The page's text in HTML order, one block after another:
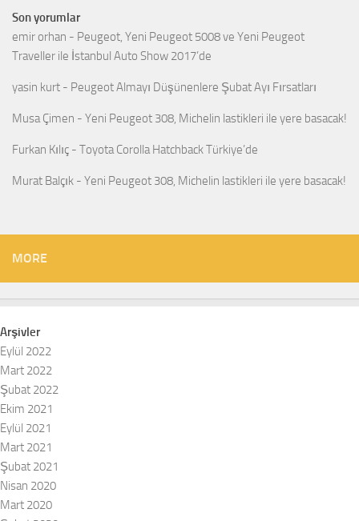
Son yorumlar
emir orhan - Peugeot, Yeni Peugeot 5008 ve Yeni Peugeot
Traveller ile İstanbul Auto Show 2017’de
yasin kurt - Peugeot Almayı Düşünenlere Şubat Ayı Fırsatları
Musa Çimen - Yeni Peugeot 308, Michelin lastikleri ile yere basacak!
Furkan Kılıç - Toyota Corolla Hatchback Türkiye’de
Murat Balçık - Yeni Peugeot 308, Michelin lastikleri ile yere basacak!
MORE
Arşivler
Eylül 2022
Mart 2022
Şubat 2022
Ekim 2021
Eylül 2021
Mart 2021
Şubat 2021
Nisan 2020
Mart 2020